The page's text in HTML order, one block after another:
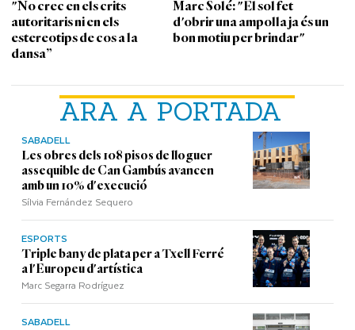
ARA A PORTADA
SABADELL
Les obres dels 108 pisos de lloguer
assequible de Can Gambús avancen
amb un 10% d'execució
Sílvia Fernández Sequero
ESPORTS
Triple bany de plata per a Txell Ferré
a l'Europeu d'artística
Marc Segarra Rodríguez
SABADELL
"No crec en els crits
autoritaris ni en els
estereotips de cos a la
dansa”
Marc Solé: "El sol fet
d'obrir una ampolla ja és un
bon motiu per brindar"